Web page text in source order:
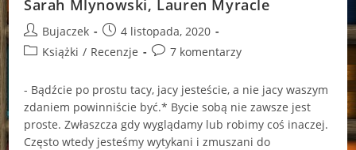
Sarah Mlynowski, Lauren Myracle
Post
author:
Bujaczek
Post
published:
4 listopada, 2020
PostKsiążki / Recenzje
Post7 komentarzy
- Bądźcie po prostu tacy, jacy jesteście, a nie jacy waszym
zdaniem powinniście być.* Bycie sobą nie zawsze jest
proste. Zwłaszcza gdy wyglądamy lub robimy coś inaczej.
Często wtedy jesteśmy wytykani i zmuszani do